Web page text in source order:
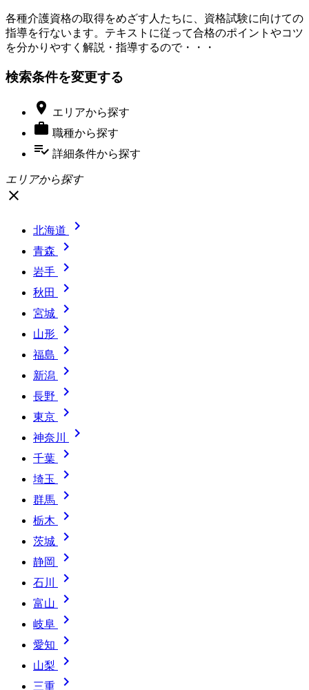
各種介護資格の取得をめざす人たちに、資格試験に向けての
指導を行ないます。テキストに従って合格のポイントやコツ
を分かりやすく解説・指導するので・・・
検索条件を変更する
 エリアから探す
 職種から探す
playlist_add_check 詳細条件から探す
エリアから探す
close
北海道 
青森 
岩手 
秋田 
宮城 
山形 
福島 
新潟 
長野 
東京 
神奈川 
千葉 
埼玉 
群馬 
栃木 
茨城 
静岡 
石川 
富山 
岐阜 
愛知 
山梨 
三重 